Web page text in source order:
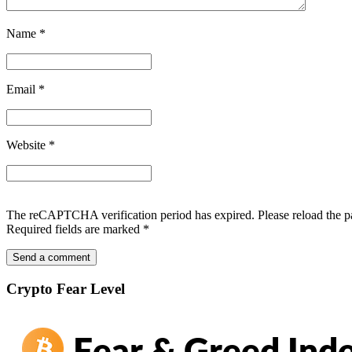
Name *
Email *
Website *
The reCAPTCHA verification period has expired. Please reload the
Required fields are marked *
Crypto Fear Level